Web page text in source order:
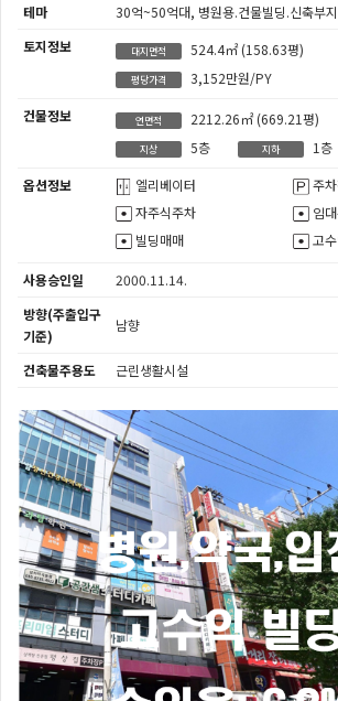
테마 30억~50억대, 병원용.건물빌딩.신축부지
토지정보
대지면적 524.4㎡ (158.63평)
평당가격
3,152만원/PY
건물정보
연면적 2212.26㎡ (669.21평)
지상 5층 지하
1층
옵션정보
엘리베이터
주
자주식주차
임
빌딩매매
고
사용승인일
2000.11.14.
방향(주출입구
기준)
남향
건축물주용도 근린생활시설